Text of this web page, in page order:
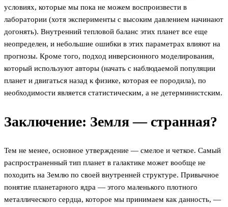
условиях, которые мы пока не можем воспроизвести в
лаборатории (хотя эксперименты с высоким давлением начинают
догонять). Внутренний тепловой баланс этих планет все еще
неопределен, и небольшие ошибки в этих параметрах влияют на
прогнозы. Кроме того, подход инверсионного моделирования,
который используют авторы (начать с наблюдаемой популяции
планет и двигаться назад к физике, которая ее породила), по
необходимости является статистическим, а не детерминистским.
Заключение: Земля — странная?
Тем не менее, основное утверждение — смелое и четкое. Самый
распространенный тип планет в галактике может вообще не
походить на Землю по своей внутренней структуре. Привычное
понятие планетарного ядра — этого маленького плотного
металлического сердца, которое мы принимаем как данность, —